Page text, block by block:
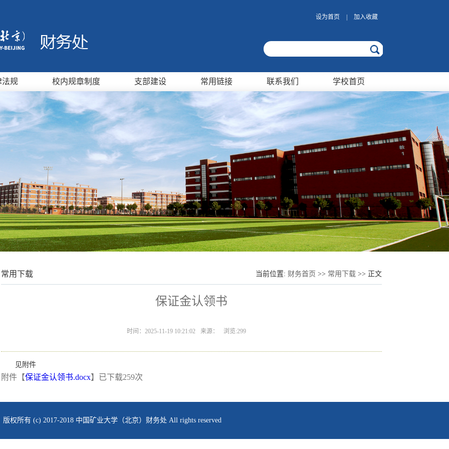
设为首页 加入收藏
法规 校内规章制度 支部建设 常用链接 联系我们 学校首页
常用下载 当前位置: 财务首页 >> 常用下载 >> 正文
保证金认领书
时间：2025-11-19 10:21:02 来源： 浏览:299
见附件
附件【保证金认领书.docx】已下载259次
版权所有 (c) 2017-2018 中国矿业大学（北京）财务处 All rights reserved